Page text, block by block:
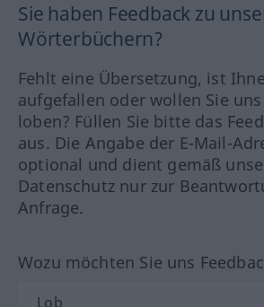
Sie haben Feedback zu
Wörterbüchern?
Fehlt eine Übersetzung, ist
aufgefallen oder wollen Sie
loben? Füllen Sie bitte das
aus. Die Angabe der E-Mail-
optional und dient gemäß
Datenschutz nur zur
Anfrage.
Wozu möchten Sie uns